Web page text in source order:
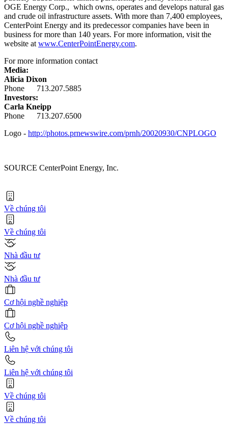
OGE Energy Corp., which owns, operates and develops natural gas
and crude oil infrastructure assets. With more than 7,400 employees,
CenterPoint Energy and its predecessor companies have been in
business for more than 140 years. For more information, visit the
website at www.CenterPointEnergy.com.
For more information contact
Media:
Alicia Dixon
Phone 713.207.5885
Investors:
Carla Kneipp
Phone 713.207.6500
Logo - http://photos.prnewswire.com/prnh/20020930/CNPLOGO
SOURCE CenterPoint Energy, Inc.
Về chúng tôi
Về chúng tôi
Nhà đầu tư
Nhà đầu tư
Cơ hội nghề nghiệp
Cơ hội nghề nghiệp
Liên hệ với chúng tôi
Liên hệ với chúng tôi
Về chúng tôi
Về chúng tôi